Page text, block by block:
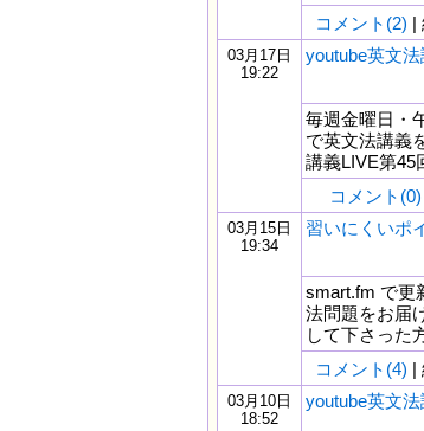
コメント(2) |
03月17日
19:22
youtube英文
毎週金曜日・
で英文法講義
講義LIVE第45
コメント(0)
03月15日
19:34
習いにくいポ
smart.fm で更
法問題をお届
して下さった
コメント(4) |
03月10日
18:52
youtube英文